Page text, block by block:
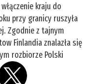
kraju do
przy granicy ruszyła
Zgodnie z tajnym
Finlandia znalazła się
rozbiorze Polski